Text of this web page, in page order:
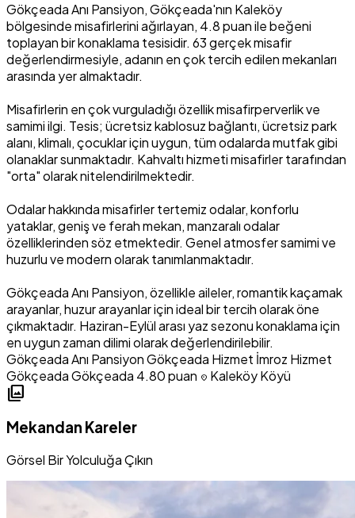
Gökçeada Anı Pansiyon, Gökçeada'nın Kaleköy
bölgesinde misafirlerini ağırlayan, 4.8 puan ile beğeni
toplayan bir konaklama tesisidir. 63 gerçek misafir
değerlendirmesiyle, adanın en çok tercih edilen mekanları
arasında yer almaktadır.
Misafirlerin en çok vurguladığı özellik misafirperverlik ve
samimi ilgi. Tesis; ücretsiz kablosuz bağlantı, ücretsiz park
alanı, klimalı, çocuklar için uygun, tüm odalarda mutfak gibi
olanaklar sunmaktadır. Kahvaltı hizmeti misafirler tarafından
"orta" olarak nitelendirilmektedir.
Odalar hakkında misafirler tertemiz odalar, konforlu
yataklar, geniş ve ferah mekan, manzaralı odalar
özelliklerinden söz etmektedir. Genel atmosfer samimi ve
huzurlu ve modern olarak tanımlanmaktadır.
Gökçeada Anı Pansiyon, özellikle aileler, romantik kaçamak
arayanlar, huzur arayanlar için ideal bir tercih olarak öne
çıkmaktadır. Haziran-Eylül arası yaz sezonu konaklama için
en uygun zaman dilimi olarak değerlendirilebilir.
Gökçeada Anı PansiyonGökçeada Hizmet İmroz Hizmet
Gökçeada Gökçeada 4.80 puan location_on Kaleköy Köyü
photo_library
Mekandan Kareler
Görsel Bir Yolculuğa Çıkın